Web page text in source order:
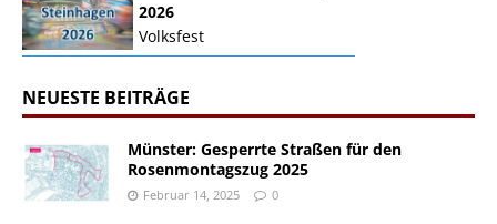
2026
Volksfest
NEUESTE BEITRÄGE
Münster: Gesperrte Straßen für den
Rosenmontagszug 2025
Februar 14, 2025 0